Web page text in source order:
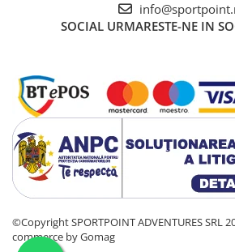
SOCIAL URMARESTE-NE IN
©Copyright SPORTPOINT ADVENTURES SRL
commerce by Gomag